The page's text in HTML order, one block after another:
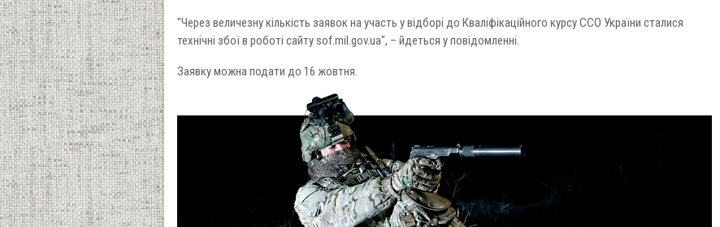
"Через величезну кількість заявок на участь у відборі до Кваліфікаційного курсу ССО України сталися
технічні збої в роботі сайту sof.mil.gov.ua", – йдеться у повідомленні.
Заявку можна подати до 16 жовтня.